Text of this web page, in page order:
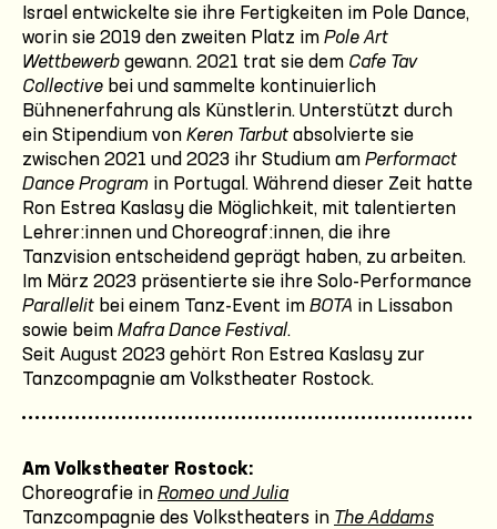
Israel entwickelte sie ihre Fertigkeiten im Pole Dance,
worin sie 2019 den zweiten Platz im Pole Art
Wettbewerb gewann. 2021 trat sie dem Cafe Tav
Collective bei und sammelte kontinuierlich
Bühnenerfahrung als Künstlerin. Unterstützt durch
ein Stipendium von Keren Tarbut absolvierte sie
zwischen 2021 und 2023 ihr Studium am Performact
Dance Program in Portugal. Während dieser Zeit hatte
Ron Estrea Kaslasy die Möglichkeit, mit talentierten
Lehrer:innen und Choreograf:innen, die ihre
Tanzvision entscheidend geprägt haben, zu arbeiten.
Im März 2023 präsentierte sie ihre Solo-Performance
Parallelit bei einem Tanz-Event im BOTA in Lissabon
sowie beim Mafra Dance Festival.
Seit August 2023 gehört Ron Estrea Kaslasy zur
Tanzcompagnie am Volkstheater Rostock.
Am Volkstheater Rostock:
Choreografie in Romeo und Julia
Tanzcompagnie des Volkstheaters in The Addams